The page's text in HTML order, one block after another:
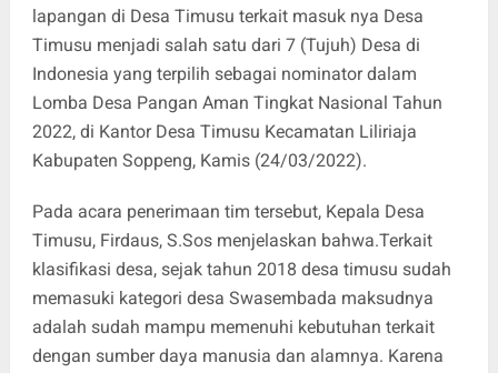
lapangan di Desa Timusu terkait masuk nya Desa
Timusu menjadi salah satu dari 7 (Tujuh) Desa di
Indonesia yang terpilih sebagai nominator dalam
Lomba Desa Pangan Aman Tingkat Nasional Tahun
2022, di Kantor Desa Timusu Kecamatan Liliriaja
Kabupaten Soppeng, Kamis (24/03/2022).
Pada acara penerimaan tim tersebut, Kepala Desa
Timusu, Firdaus, S.Sos menjelaskan bahwa.Terkait
klasifikasi desa, sejak tahun 2018 desa timusu sudah
memasuki kategori desa Swasembada maksudnya
adalah sudah mampu memenuhi kebutuhan terkait
dengan sumber daya manusia dan alamnya. Karena